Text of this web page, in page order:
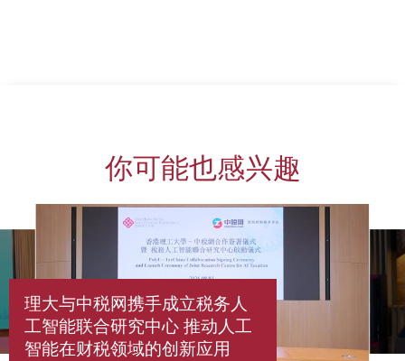
你可能也感兴趣
理大与中税网携手成立税务人
工智能联合研究中心 推动人工
智能在财税领域的创新应用